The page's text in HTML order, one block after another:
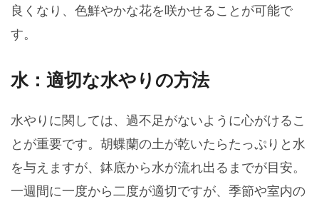
良くなり、色鮮やかな花を咲かせることが可能で
す。
水：適切な水やりの方法
水やりに関しては、過不足がないように心がけるこ
とが重要です。胡蝶蘭の土が乾いたらたっぷりと水
を与えますが、鉢底から水が流れ出るまでが目安。
一週間に一度から二度が適切ですが、季節や室内の